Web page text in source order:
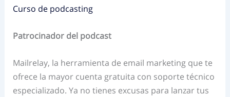
Curso de podcasting
Patrocinador del podcast
Mailrelay, la herramienta de email marketing que te
ofrece la mayor cuenta gratuita con soporte técnico
especializado. Ya no tienes excusas para lanzar tus